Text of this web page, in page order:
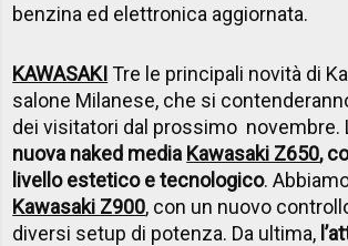
benzina ed elettronica aggiornata.
KAWASAKI Tre le principali novità di
salone Milanese, che si
dei visitatori dal prossimo novembre.
nuova naked media Kawasaki Z650,
livello estetico e tecnologico.
Kawasaki Z900, con un nuovo
diversi setup di potenza. Da ultima,